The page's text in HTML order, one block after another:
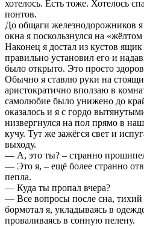
хотелось. Есть тоже. Хотелось
понтов.
До общаги железнодорожников
окна я поскользнулся на
Наконец я достал из кустов
правильно установил его и
было открыто. Это просто
Обычно я ставлю руки на
аристократично вползаю в
самолюбие было унижено до
оказалось и я с гордо
низвергнулся на пол прямо в
кучу. Тут же зажёгся свет и
выходу.
— А, это ты? – странно
— Это я, – ещё более странно
пепла.
— Куда ты пропал вчера?
— Все вопросы после сна,
бормотал я, укладываясь в
проваливаясь в сонную пелену.